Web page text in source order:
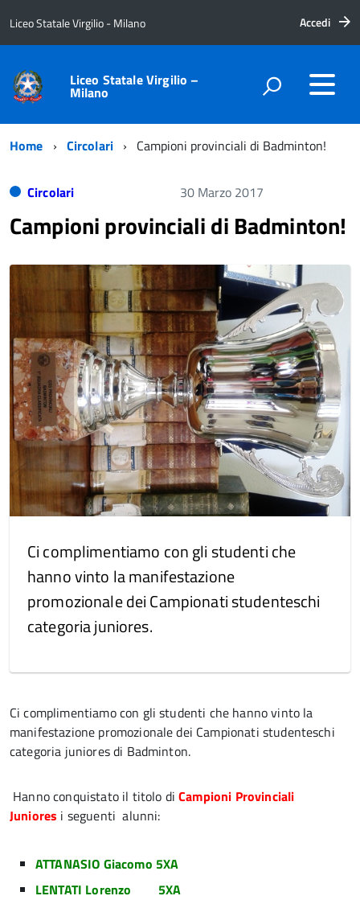
Liceo Statale Virgilio - Milano Accedi
Liceo Statale Virgilio –
Milano
Home Circolari Campioni provinciali di Badminton!
Circolari 30 Marzo 2017
Campioni provinciali di Badminton!
Ci complimentiamo con gli studenti che
hanno vinto la manifestazione
promozionale dei Campionati studenteschi
categoria juniores.
Ci complimentiamo con gli studenti che hanno vinto la
manifestazione promozionale dei Campionati studenteschi
categoria juniores di Badminton.
Hanno conquistato il titolo diCampioni Provinciali
Juniores i seguenti alunni:
ATTANASIO Giacomo 5XA
LENTATI Lorenzo 5XA